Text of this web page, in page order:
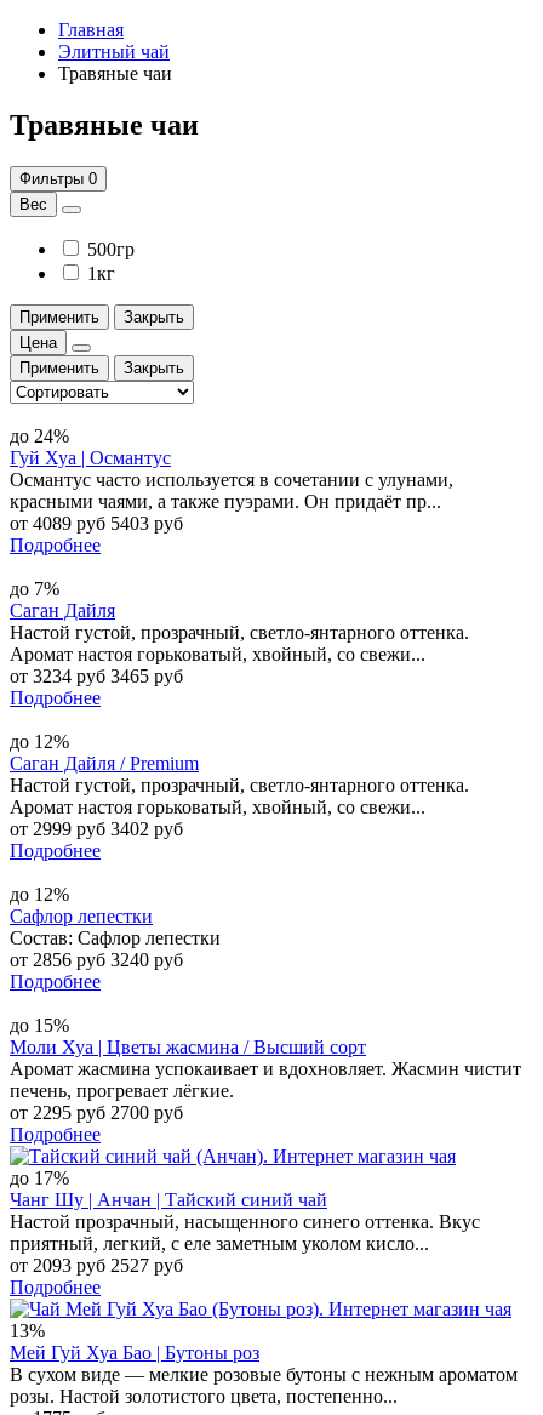
Главная
Элитный чай
Травяные чаи
Травяные чаи
Фильтры 0
Вес
500гр
1кг
Применить
Закрыть
Цена
Применить
Закрыть
до 24%
Гуй Хуа | Османтус
Османтус часто используется в сочетании с улунами,
красными чаями, а также пуэрами. Он придаёт пр...
от 4089 руб 5403 руб
Подробнее
до 7%
Саган Дайля
Настой густой, прозрачный, светло-янтарного оттенка.
Аромат настоя горьковатый, хвойный, со свежи...
от 3234 руб 3465 руб
Подробнее
до 12%
Саган Дайля / Premium
Настой густой, прозрачный, светло-янтарного оттенка.
Аромат настоя горьковатый, хвойный, со свежи...
от 2999 руб 3402 руб
Подробнее
до 12%
Сафлор лепестки
Состав: Сафлор лепестки
от 2856 руб 3240 руб
Подробнее
до 15%
Моли Хуа | Цветы жасмина / Высший сорт
Аромат жасмина успокаивает и вдохновляет. Жасмин чистит
печень, прогревает лёгкие.
от 2295 руб 2700 руб
Подробнее
до 17%
Чанг Шу | Анчан | Тайский синий чай
Настой прозрачный, насыщенного синего оттенка. Вкус
приятный, легкий, с еле заметным уколом кисло...
от 2093 руб 2527 руб
Подробнее
13%
Мей Гуй Хуа Бао | Бутоны роз
В сухом виде — мелкие розовые бутоны с нежным ароматом
розы. Настой золотистого цвета, постепенно...